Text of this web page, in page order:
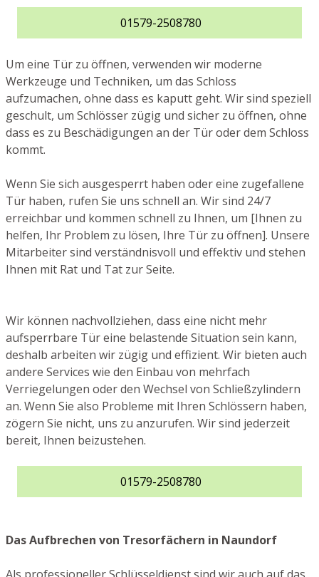
01579-2508780
Um eine Tür zu öffnen, verwenden wir moderne
Werkzeuge und Techniken, um das Schloss
aufzumachen, ohne dass es kaputt geht. Wir sind speziell
geschult, um Schlösser zügig und sicher zu öffnen, ohne
dass es zu Beschädigungen an der Tür oder dem Schloss
kommt.
Wenn Sie sich ausgesperrt haben oder eine zugefallene
Tür haben, rufen Sie uns schnell an. Wir sind 24/7
erreichbar und kommen schnell zu Ihnen, um [Ihnen zu
helfen, Ihr Problem zu lösen, Ihre Tür zu öffnen]. Unsere
Mitarbeiter sind verständnisvoll und effektiv und stehen
Ihnen mit Rat und Tat zur Seite.
Wir können nachvollziehen, dass eine nicht mehr
aufsperrbare Tür eine belastende Situation sein kann,
deshalb arbeiten wir zügig und effizient. Wir bieten auch
andere Services wie den Einbau von mehrfach
Verriegelungen oder den Wechsel von Schließzylindern
an. Wenn Sie also Probleme mit Ihren Schlössern haben,
zögern Sie nicht, uns zu anzurufen. Wir sind jederzeit
bereit, Ihnen beizustehen.
01579-2508780
Das Aufbrechen von Tresorfächern in Naundorf